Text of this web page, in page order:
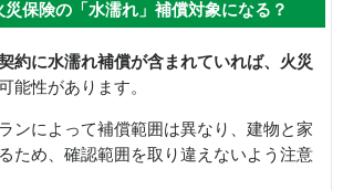
災保険の「水濡れ」補償対象になる？
約に水濡れ補償が含まれていれば、火災
能性があります。
ンによって補償範囲は異なり、建物と家
ため、確認範囲を取り違えないよう注意